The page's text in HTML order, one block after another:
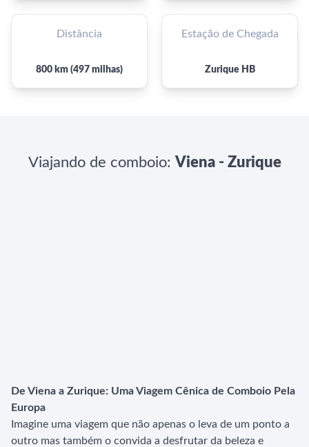
Distância
800 km (497 milhas)
Estação de Chegada
Zurique HB
Viajando de comboio: Viena - Zurique
De Viena a Zurique: Uma Viagem Cênica de Comboio Pela
Europa
Imagine uma viagem que não apenas o leva de um ponto a
outro mas também o convida a desfrutar da beleza e